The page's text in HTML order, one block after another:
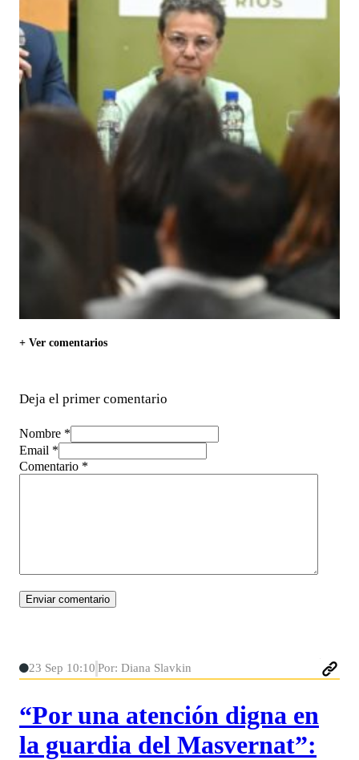
+ Ver comentarios
Deja el primer comentario
Nombre *
Email *
Comentario *
23 Sep 10:10 Por: Diana Slavkin
“Por una atención digna en
la guardia del Masvernat”: